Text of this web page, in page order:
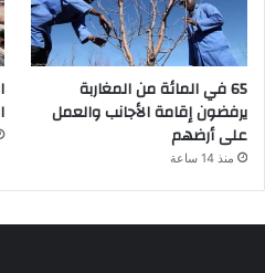
65 في المائة من المغاربة
يرفضون إقامة الأجانب والعمل
على أرضهم
منذ 14 ساعة